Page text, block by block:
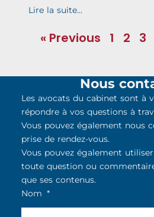
Lire la suite...
« Previous 1 2 3
Nous
Les avocats du cabinet sont à
répondre à vos questions à
Vous pouvez également nous
prise de rendez-vous.
Vous pouvez également
toute question ou
que ses contenus.
Nom